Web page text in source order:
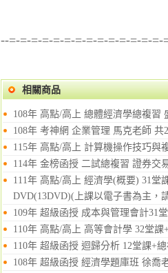
--=-=-=-=-=-=-=-=-=-=-=-=-=-
相關商品
108年 高點/高上 總體經濟學總複習
108年 考神網 企業管理 馬克老師
115年 高點/高上 計算機操作技巧與
114年 金榜函授 二試總複習 證券交
111年 高點/高上 經濟學(概要) 31堂
DVD(13DVD)(上課以電子書為主，
109年 超級函授 成本與管理會計31
110年 高點/高上 高等會計學 32堂
110年 超級函授 迴歸分析 12堂課+
108年 超級函授 經濟學題庫班 徐喬